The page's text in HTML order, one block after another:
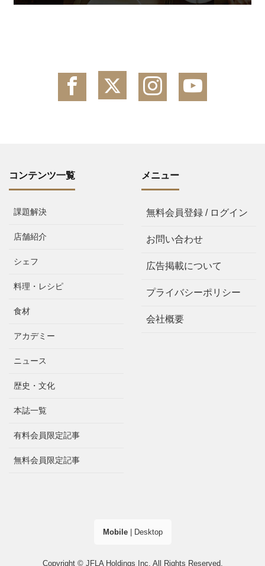
コンテンツ一覧
課題解決
店舗紹介
シェフ
料理・レシピ
食材
アカデミー
ニュース
歴史・文化
本誌一覧
有料会員限定記事
無料会員限定記事
メニュー
無料会員登録 / ログイン
お問い合わせ
広告掲載について
プライバシーポリシー
会社概要
Mobile| Desktop
Copyright © JFLA Holdings Inc. All Rights Reserved.